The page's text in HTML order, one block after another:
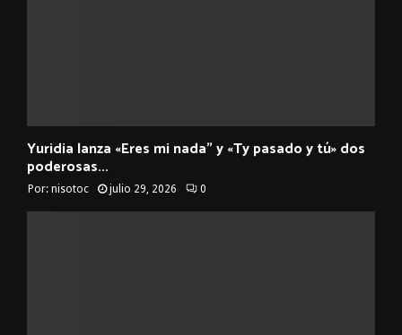
Yuridia lanza «Eres mi nada” y «Ty pasado y tú» dos
poderosas...
Por: nisotoc julio 29, 2026 0